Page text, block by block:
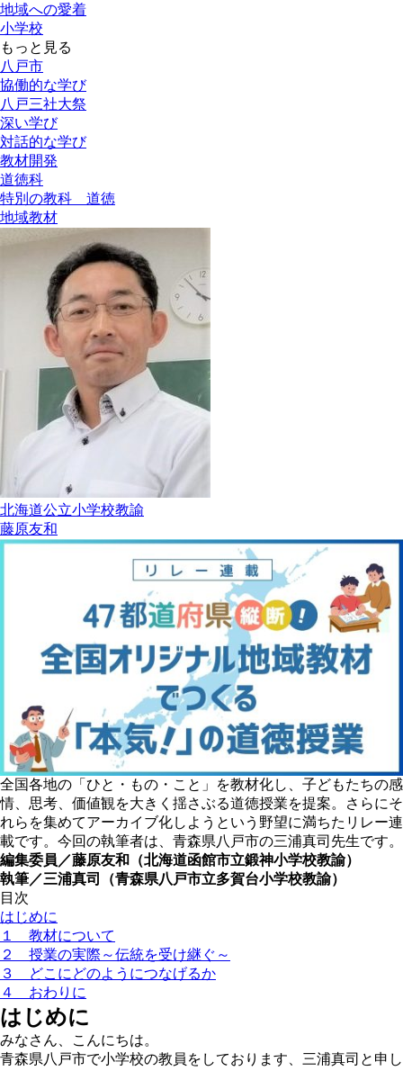
地域への愛着
小学校
もっと見る
八戸市
協働的な学び
八戸三社大祭
深い学び
対話的な学び
教材開発
道徳科
特別の教科 道徳
地域教材
北海道公立小学校教諭
藤原友和
全国各地の「ひと・もの・こと」を教材化し、子どもたちの感
情、思考、価値観を大きく揺さぶる道徳授業を提案。さらにそ
れらを集めてアーカイブ化しようという野望に満ちたリレー連
載です。今回の執筆者は、青森県八戸市の三浦真司先生です。
編集委員／藤原友和（北海道函館市立鍛神小学校教諭）
執筆／三浦真司（青森県八戸市立多賀台小学校教諭）
目次
はじめに
１ 教材について
２ 授業の実際～伝統を受け継ぐ～
３ どこにどのようにつなげるか
４ おわりに
はじめに
みなさん、こんにちは。
青森県八戸市で小学校の教員をしております、三浦真司と申し